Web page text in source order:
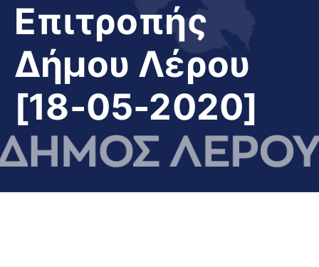
Επιτροπής
Δήμου Λέρου
[18-05-2020]